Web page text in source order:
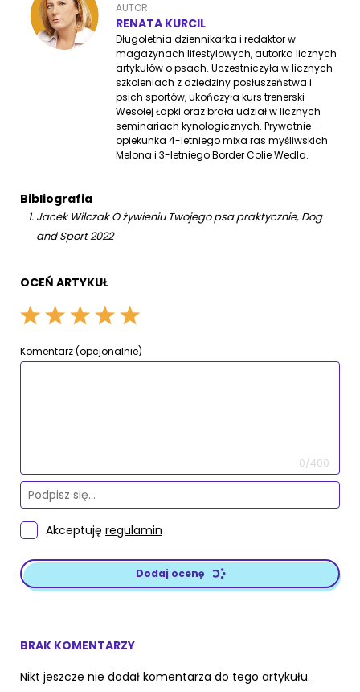
AUTOR
RENATA KURCIL
Długoletnia dziennikarka i redaktor w
magazynach lifestylowych, autorka licznych
artykułów o psach. Uczestniczyła w licznych
szkoleniach z dziedziny posłuszeństwa i
psich sportów, ukończyła kurs trenerski
Wesołej Łapki oraz brała udział w licznych
seminariach kynologicznych. Prywatnie —
opiekunka 4-letniego mixa ras myśliwskich
Melona i 3-letniego Border Colie Wedla.
Bibliografia
Jacek Wilczak O żywieniu Twojego psa praktycznie, Dog
and Sport 2022
OCEŃ ARTYKUŁ
Komentarz (opcjonalnie)
0/400
Akceptuję regulamin
Dodaj ocenę
BRAK KOMENTARZY
Nikt jeszcze nie dodał komentarza do tego artykułu.